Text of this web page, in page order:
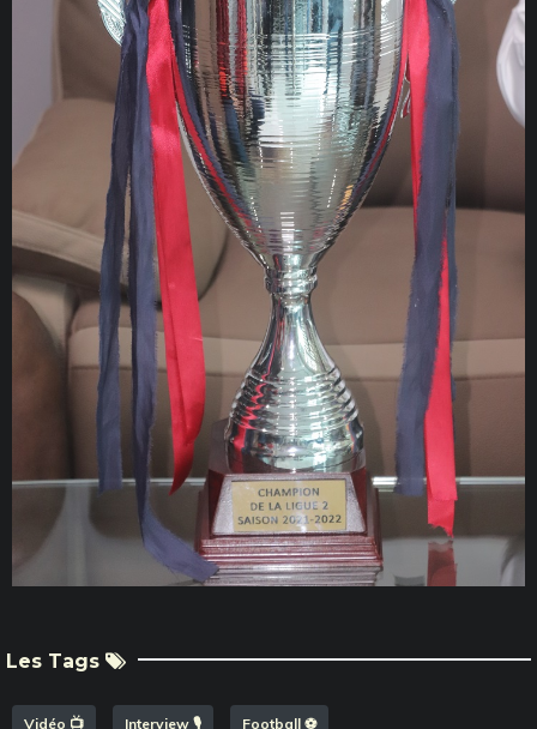
Les Tags
Vidéo 📺 Interview 🎙️ Football ⚽️